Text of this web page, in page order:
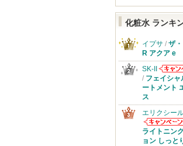
化粧水 ランキ
イプサ / ザ
R アクア e
SK-II
SK-II
知らせ
/ フェイシャ
ートメント
ス
エリクシー
エリクシー
らのお知ら
ライトニン
ョン しっと